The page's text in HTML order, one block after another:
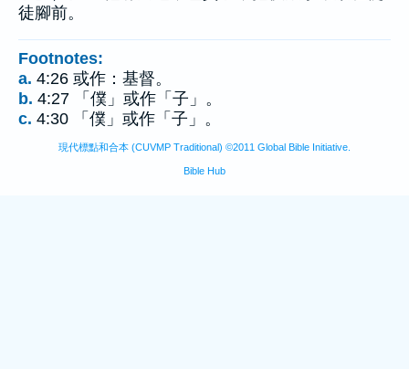
徒腳前。
Footnotes:
a. 4:26 或作：基督。
b. 4:27 「僕」或作「子」。
c. 4:30 「僕」或作「子」。
現代標點和合本 (CUVMP Traditional) ©2011 Global Bible Initiative.
Bible Hub